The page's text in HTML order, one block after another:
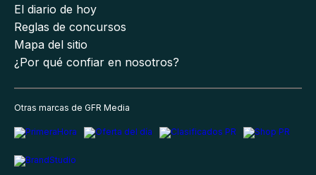
El diario de hoy
Reglas de concursos
Mapa del sitio
¿Por qué confiar en nosotros?
Otras marcas de GFR Media